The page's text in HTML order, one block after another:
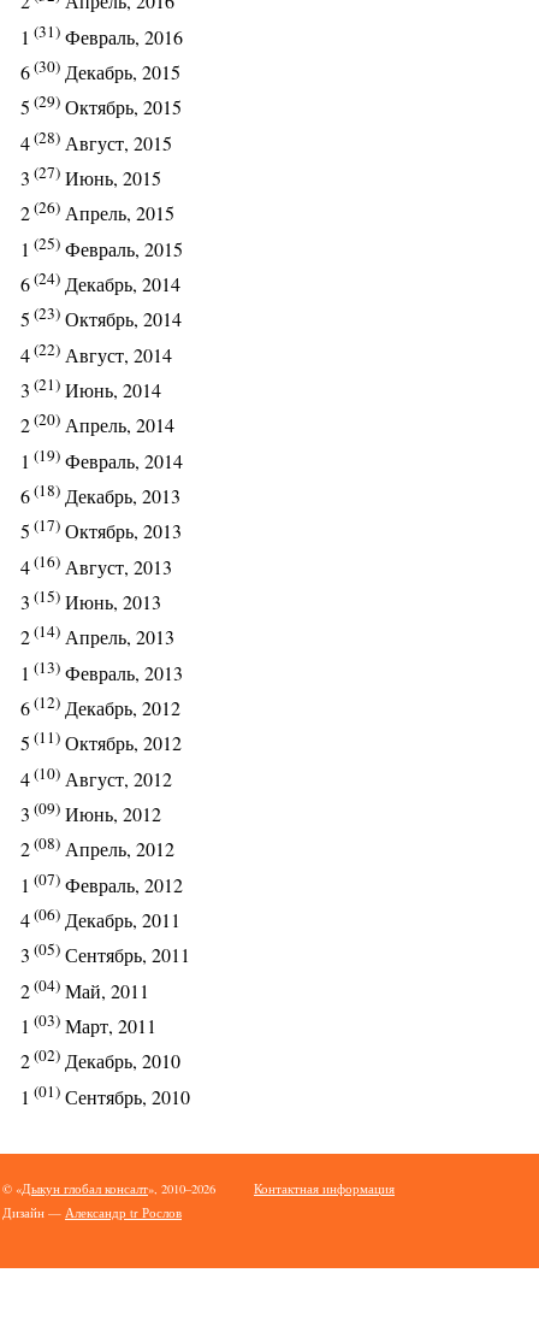
1 (31) Февраль, 2016
6(30) Декабрь, 2015
5 (29) Октябрь, 2015
4(28) Август, 2015
3 (27) Июнь, 2015
2(26) Апрель, 2015
1 (25) Февраль, 2015
6(24) Декабрь, 2014
5 (23) Октябрь, 2014
4(22) Август, 2014
3 (21) Июнь, 2014
2(20) Апрель, 2014
1 (19) Февраль, 2014
6(18) Декабрь, 2013
5 (17) Октябрь, 2013
4(16) Август, 2013
3 (15) Июнь, 2013
2(14) Апрель, 2013
1 (13) Февраль, 2013
6(12) Декабрь, 2012
5 (11) Октябрь, 2012
4(10) Август, 2012
3 (09) Июнь, 2012
2(08) Апрель, 2012
1 (07) Февраль, 2012
4(06) Декабрь, 2011
3 (05) Сентябрь, 2011
2(04) Май, 2011
1 (03) Март, 2011
2(02) Декабрь, 2010
1 (01) Сентябрь, 2010
© «Дыкун глобал консалт», 2010–2026
Дизайн — Александр tr Рослов
Контактная информация